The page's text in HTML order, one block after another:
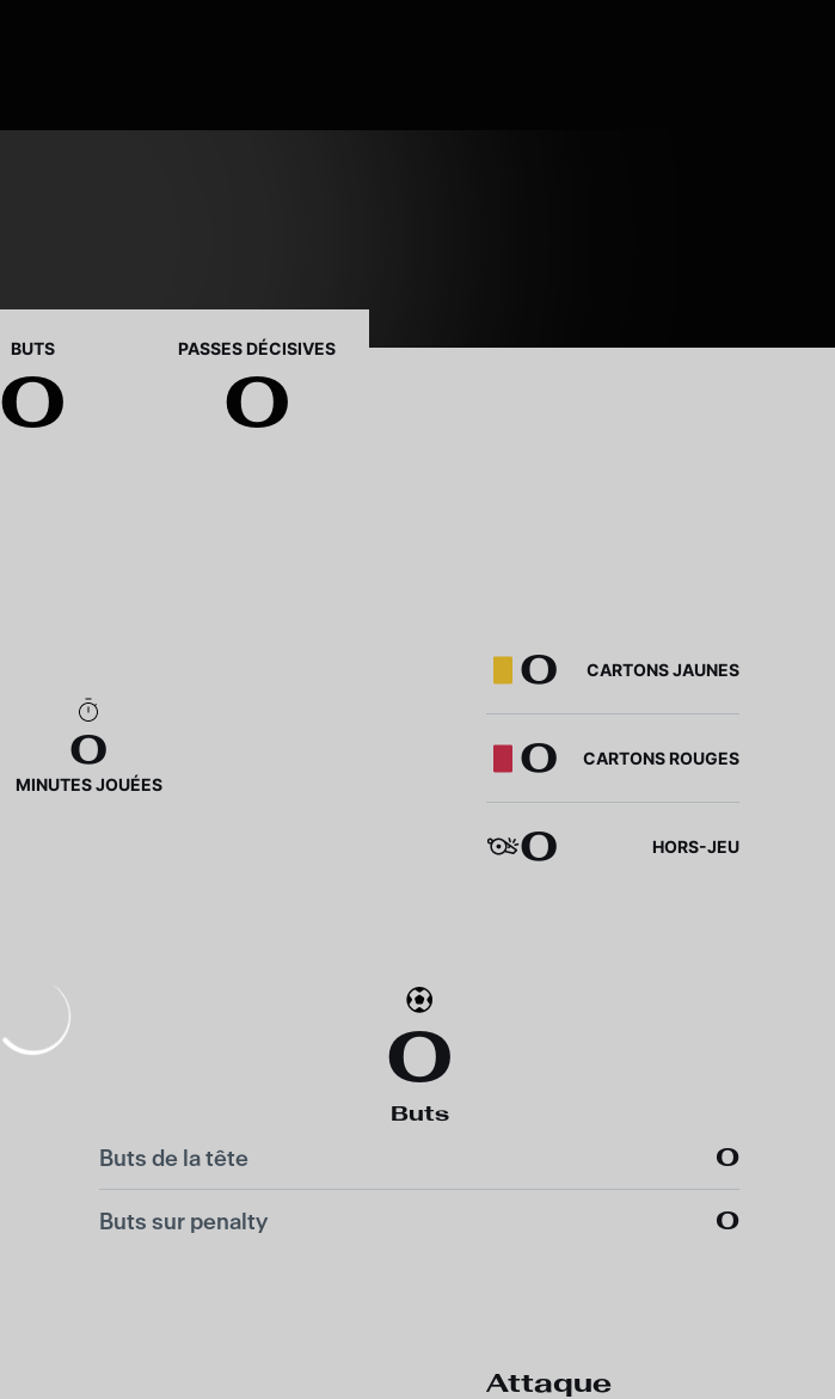
BUTS
0
PASSES DÉCISIVES
0
0
MINUTES JOUÉES
0
Buts
Buts de la tête 0
Buts sur penalty 0
Attaque
0 CARTONS JAUNES
0 CARTONS ROUGES
0 HORS-JEU